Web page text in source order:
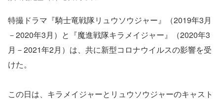
特撮ドラマ『騎士竜戦隊リュウソウジャー』（2019年3月
－2020年3月）と『魔進戦隊キラメイジャー』（2020年3
月－2021年2月）は、共に新型コロナウイルスの影響を受
けた。
この日は、キラメイジャーとリュウソウジャーのキャスト